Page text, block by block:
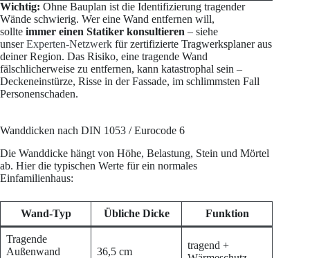
Wichtig: Ohne Bauplan ist die Identifizierung tragender
Wände schwierig. Wer eine Wand entfernen will,
sollte immer einen Statiker konsultieren – siehe
unserExperten-Netzwerk für zertifizierte Tragwerksplaner aus
deiner Region. Das Risiko, eine tragende Wand
fälschlicherweise zu entfernen, kann katastrophal sein –
Deckeneinstürze, Risse in der Fassade, im schlimmsten Fall
Personenschaden.
Wanddicken nach DIN 1053 / Eurocode 6
Die Wanddicke hängt von Höhe, Belastung, Stein und Mörtel
ab. Hier die typischen Werte für ein normales
Einfamilienhaus:
Wand-Typ Übliche Dicke Funktion
Tragende
Außenwand
36,5 cm
tragend +